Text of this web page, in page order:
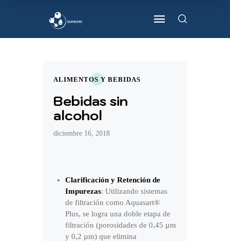
ALIMENTOS Y BEBIDAS
Bebidas sin
alcohol
diciembre 16, 2018
Clarificación y Retención de
Impurezas: Utilizando sistemas
de filtración como Aquasart®
Plus, se logra una doble etapa de
filtración (porosidades de 0,45 µm
y 0,2 µm) que elimina